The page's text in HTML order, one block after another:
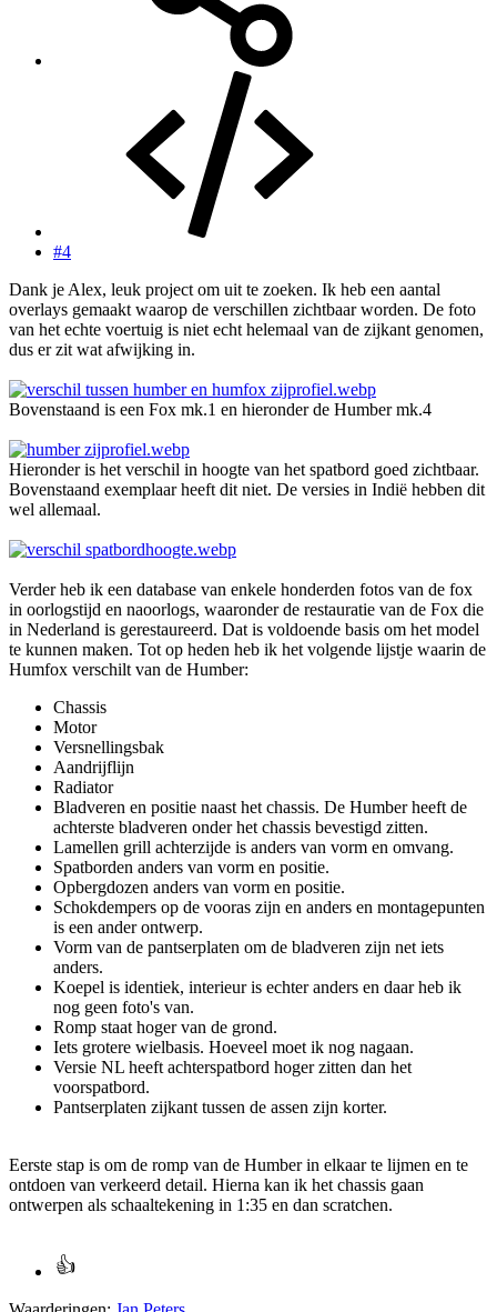
#4
Dank je Alex, leuk project om uit te zoeken. Ik heb een aantal
overlays gemaakt waarop de verschillen zichtbaar worden. De foto
van het echte voertuig is niet echt helemaal van de zijkant genomen,
dus er zit wat afwijking in.
Bovenstaand is een Fox mk.1 en hieronder de Humber mk.4
Hieronder is het verschil in hoogte van het spatbord goed zichtbaar.
Bovenstaand exemplaar heeft dit niet. De versies in Indië hebben dit
wel allemaal.
Verder heb ik een database van enkele honderden fotos van de fox
in oorlogstijd en naoorlogs, waaronder de restauratie van de Fox die
in Nederland is gerestaureerd. Dat is voldoende basis om het model
te kunnen maken. Tot op heden heb ik het volgende lijstje waarin de
Humfox verschilt van de Humber:
Chassis
Motor
Versnellingsbak
Aandrijflijn
Radiator
Bladveren en positie naast het chassis. De Humber heeft de
achterste bladveren onder het chassis bevestigd zitten.
Lamellen grill achterzijde is anders van vorm en omvang.
Spatborden anders van vorm en positie.
Opbergdozen anders van vorm en positie.
Schokdempers op de vooras zijn en anders en montagepunten
is een ander ontwerp.
Vorm van de pantserplaten om de bladveren zijn net iets
anders.
Koepel is identiek, interieur is echter anders en daar heb ik
nog geen foto's van.
Romp staat hoger van de grond.
Iets grotere wielbasis. Hoeveel moet ik nog nagaan.
Versie NL heeft achterspatbord hoger zitten dan het
voorspatbord.
Pantserplaten zijkant tussen de assen zijn korter.
Eerste stap is om de romp van de Humber in elkaar te lijmen en te
ontdoen van verkeerd detail. Hierna kan ik het chassis gaan
ontwerpen als schaaltekening in 1:35 en dan scratchen.